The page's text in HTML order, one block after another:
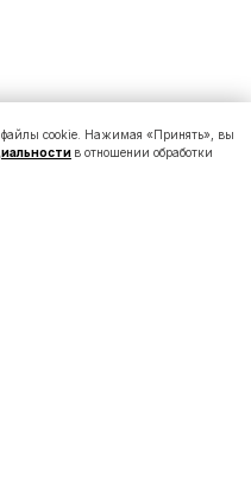
файлы cookie. Нажимая «Принять», вы
в отношении обработки